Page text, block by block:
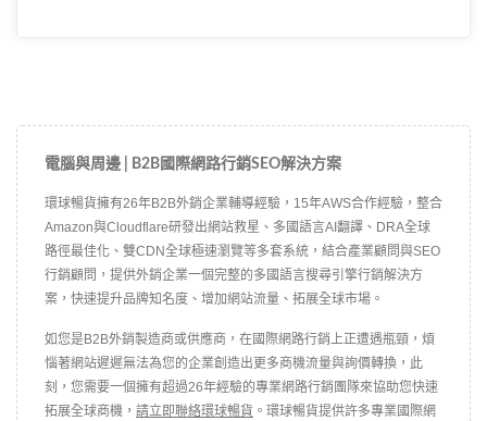
電腦與周邊 | B2B國際網路行銷SEO解決方案
環球暢貨擁有26年B2B外銷企業輔導經驗，15年AWS合作經驗，整合
Amazon與Cloudflare研發出網站救星、多國語言AI翻譯、DRA全球
路徑最佳化、雙CDN全球極速瀏覽等多套系統，結合產業顧問與SEO
行銷顧問，提供外銷企業一個完整的多國語言搜尋引擎行銷解決方
案，快速提升品牌知名度、增加網站流量、拓展全球市場。
如您是B2B外銷製造商或供應商，在國際網路行銷上正遭遇瓶頸，煩
惱著網站遲遲無法為您的企業創造出更多商機流量與詢價轉換，此
刻，您需要一個擁有超過26年經驗的專業網路行銷團隊來協助您快速
拓展全球商機， 請立即聯絡環球暢貨 。環球暢貨提供許多專業國際網